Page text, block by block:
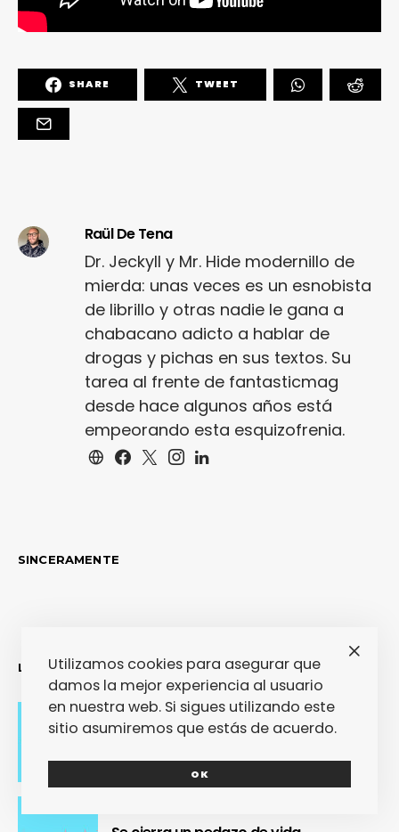
SHARE TWEET
Raül De Tena
Dr. Jeckyll y Mr. Hide modernillo de
mierda: unas veces es un esnobista
de librillo y otras nadie le gana a
chabacano adicto a hablar de
drogas y pichas en sus textos. Su
tarea al frente de fantasticmag
desde hace algunos años está
empeorando esta esquizofrenia.
SINCERAMENTE
LO MÁS RECIENTE
Adiós con el corazón
Utilizamos cookies para asegurar que
damos la mejor experiencia al usuario
en nuestra web. Si sigues utilizando este
sitio asumiremos que estás de acuerdo.
OK